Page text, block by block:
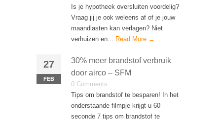
Is je hypotheek oversluiten voordelig?
Vraag jij je ook weleens af of je jouw
maandlasten kan verlagen? Niet
verhuizen en... Read More →
27
FEB
30% meer brandstof verbruik
door airco – SFM
0 Comments
Tips om brandstof te besparen! In het
onderstaande filmpje krijgt u 60
seconde 7 tips om brandstof te